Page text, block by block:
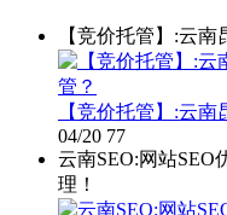
【竞价托管】:云
【竞价托管】:云
04/20 77
云南SEO:网站SEO
理！